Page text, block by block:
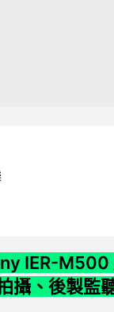
IER-
攝、後製監